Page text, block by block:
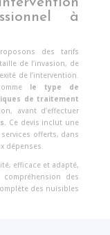
à
des tarifs
de l’invasion, de
de l’intervention.
le type de
de traitement
avant d’effectuer
Ce devis inclut une
offerts, dans
dépenses.
efficace et adapté,
des
des nuisibles